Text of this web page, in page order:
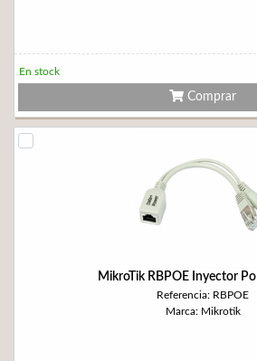
En stock
Comprar
MikroTik RBPOE Inyector
Referencia: RBPOE
Marca: Mikrotik